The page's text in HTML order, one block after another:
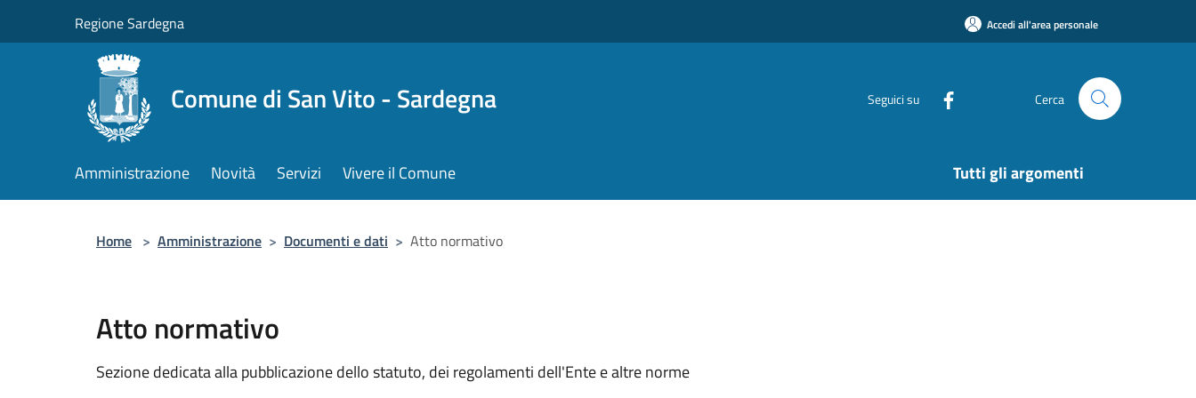
Regione Sardegna Accedi all'area personale
Comune di San Vito - Sardegna Seguici su Cerca
Amministrazione Novità Servizi Vivere il Comune Tutti gli argomenti
Home > Amministrazione > Documenti e dati > Atto normativo
Atto normativo
Sezione dedicata alla pubblicazione dello statuto, dei regolamenti dell'Ente e altre norme